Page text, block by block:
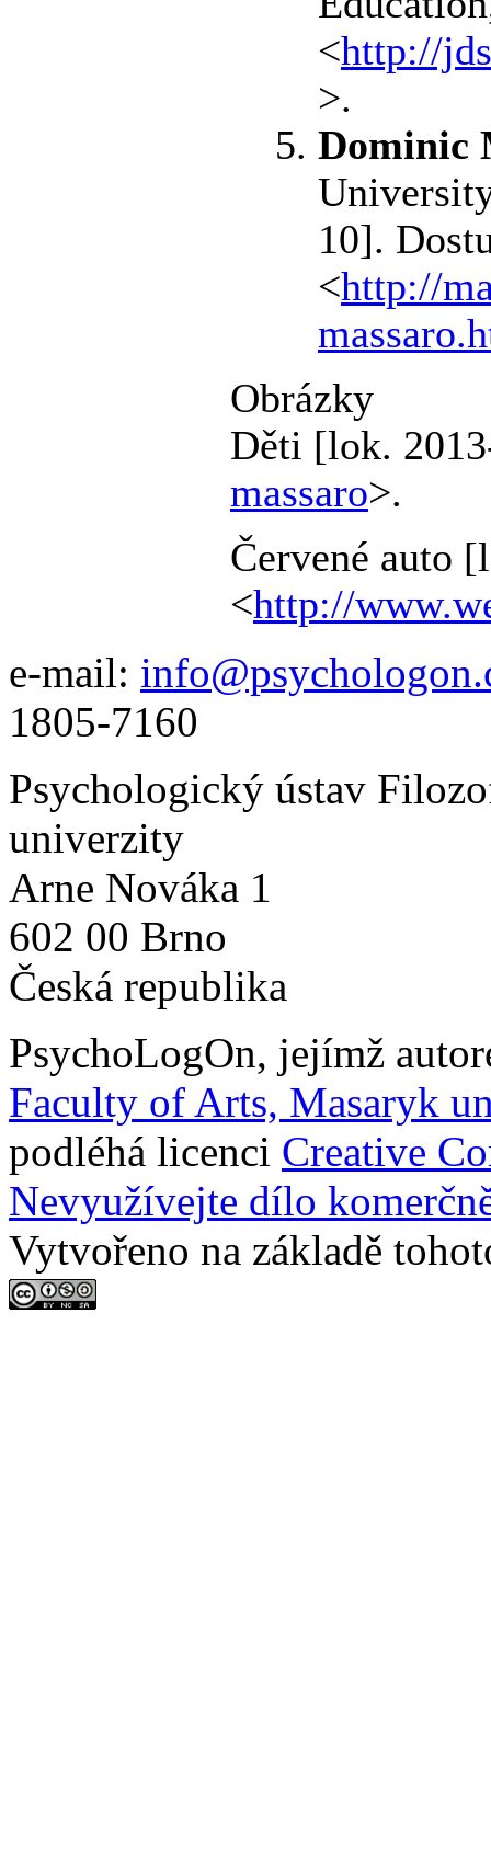
<http://
>.
Dominic
10].
<http://
Obrázky
Děti [lok.
massaro>.
Červené auto
<http://
e-mail:
1805-7160
Psychologický ústav
univerzity
Arne Nováka 1
602 00 Brno
Česká republika
PsychoLogOn, jejímž
Faculty of Arts, Masaryk
podléhá licenci Creative
Nevyužívejte dílo
Vytvořeno na základě